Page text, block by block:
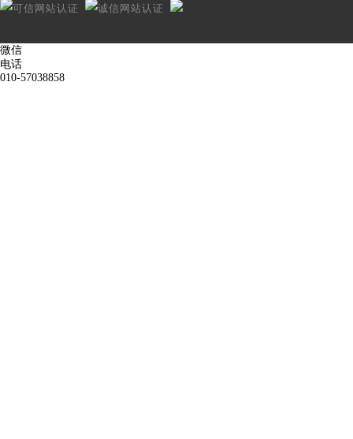
微信
电话
010-57038858